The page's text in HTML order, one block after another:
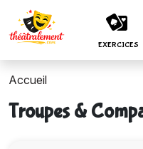
EXERCICES
Accueil
Troupes &